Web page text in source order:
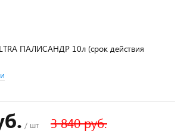
ПАЛИСАНДР 10л (срок действия
/ шт 3 840 руб.